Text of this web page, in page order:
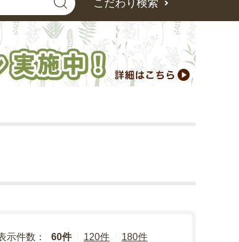
こだわり検索
示件数： 60件 120件 180件